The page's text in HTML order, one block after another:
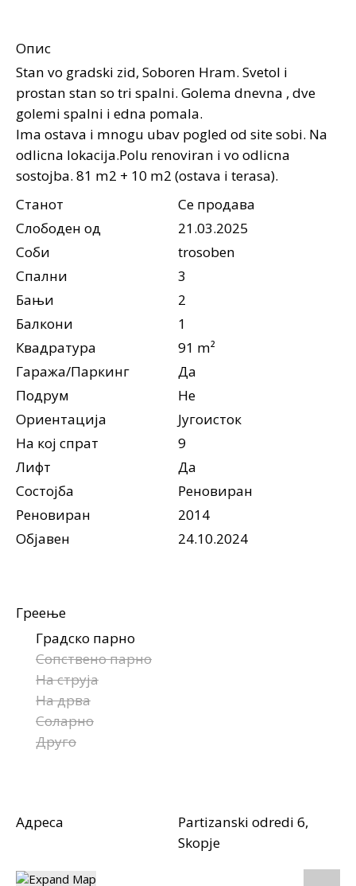
Опис
Stan vo gradski zid, Soboren Hram. Svetol i
prostan stan so tri spalni. Golema dnevna , dve
golemi spalni i edna pomala.
Ima ostava i mnogu ubav pogled od site sobi. Na
odlicna lokacija.Polu renoviran i vo odlicna
sostojba. 81 m2 + 10 m2 (ostava i terasa).
Станот
Се продава
Слободен од
21.03.2025
Соби
trosoben
Спални
3
Бањи
2
Балкони
1
Квадратура
91 m²
Гаража/Паркинг
Да
Подрум
Не
Ориентација
Југоисток
На кој спрат
9
Лифт
Да
Состојба
Реновиран
Реновиран
2014
Објавен
24.10.2024
Греење
Градско парно
Сопствено парно
На струја
На дрва
Соларно
Друго
Адреса
Partizanski odredi 6,
Skopje